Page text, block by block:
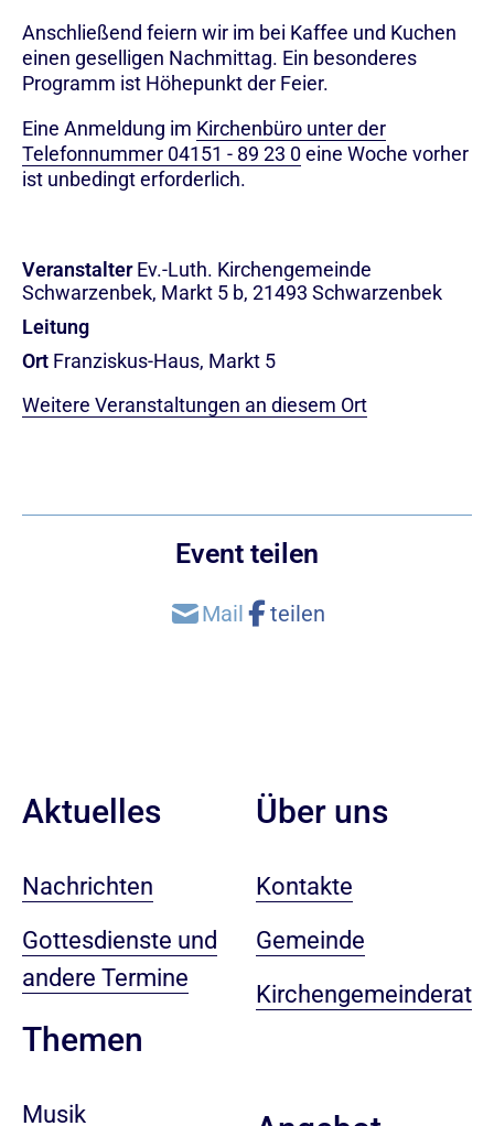
Anschließend feiern wir im bei Kaffee und Kuchen
einen geselligen Nachmittag. Ein besonderes
Programm ist Höhepunkt der Feier.
Eine Anmeldung im Kirchenbüro unter der
Telefonnummer 04151 - 89 23 0eine Woche vorher
ist unbedingt erforderlich.
Veranstalter Ev.-Luth. Kirchengemeinde
Schwarzenbek, Markt 5 b, 21493 Schwarzenbek
Leitung
Ort Franziskus-Haus, Markt 5
Weitere Veranstaltungen an diesem Ort
Event teilen
Aktuelles
Nachrichten
Gottesdienste und
andere Termine
Themen
Musik
Über uns
Kontakte
Gemeinde
Kirchengemeinderat